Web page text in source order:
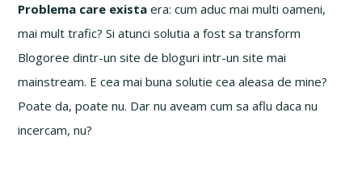
Problema care exista era: cum aduc mai multi oameni,
mai mult trafic? Si atunci solutia a fost sa transform
Blogoree dintr-un site de bloguri intr-un site mai
mainstream. E cea mai buna solutie cea aleasa de mine?
Poate da, poate nu. Dar nu aveam cum sa aflu daca nu
incercam, nu?